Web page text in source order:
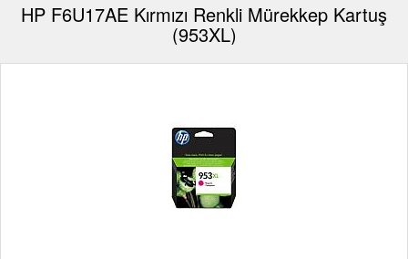
HP F6U17AE Kırmızı Renkli Mürekkep Kartuş
(953XL)